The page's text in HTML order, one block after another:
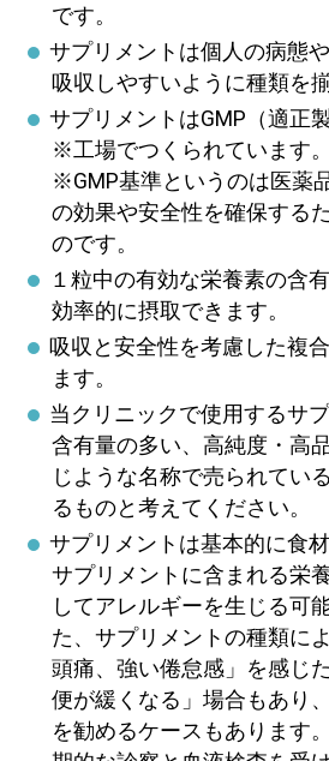
です。
サプリメントは個人の病態
吸収しやすいように種類を
サプリメントはGMP（適正
※工場でつくられています。
※GMP基準というのは医薬
の効果や安全性を確保する
のです。
１粒中の有効な栄養素の含
効率的に摂取できます。
吸収と安全性を考慮した複
ます。
当クリニックで使用するサ
含有量の多い、高純度・高
じような名称で売られてい
るものと考えてください。
サプリメントは基本的に食
サプリメントに含まれる栄
してアレルギーを生じる可
た、サプリメントの種類に
頭痛、強い倦怠感」を感じ
便が緩くなる」場合もあり
を勧めるケースもあります